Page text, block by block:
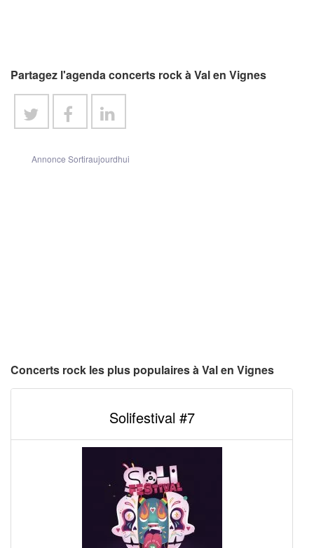
Partagez l'agenda concerts rock à Val en Vignes
Annonce Sortiraujourdhui
Concerts rock les plus populaires à Val en Vignes
Solifestival #7